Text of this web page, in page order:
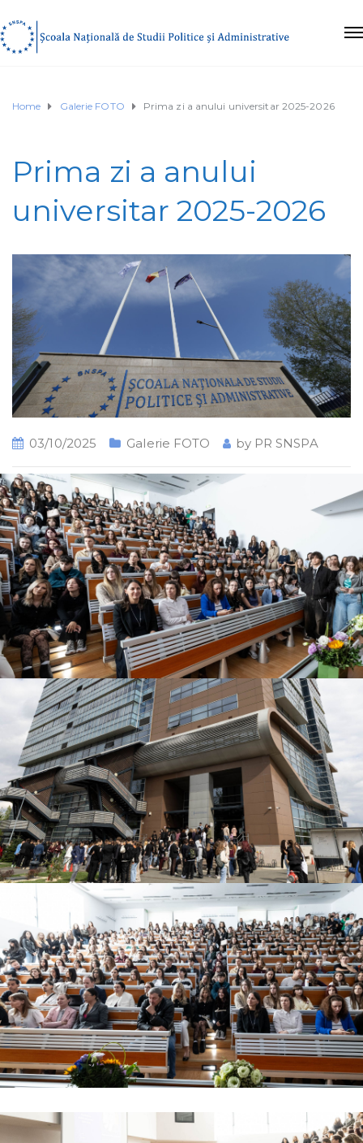
Home Galerie FOTO Prima zi a anului universitar 2025-2026
Prima zi a anului
universitar 2025-2026
03/10/2025 Galerie FOTO by PR SNSPA